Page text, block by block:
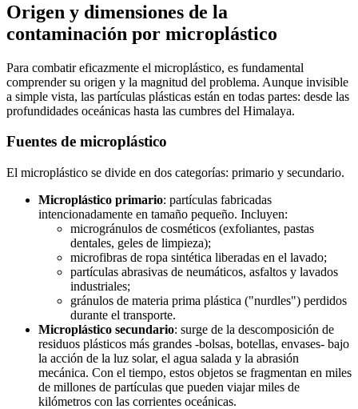
Origen y dimensiones de la
contaminación por microplástico
Para combatir eficazmente el microplástico, es fundamental
comprender su origen y la magnitud del problema. Aunque invisible
a simple vista, las partículas plásticas están en todas partes: desde las
profundidades oceánicas hasta las cumbres del Himalaya.
Fuentes de microplástico
El microplástico se divide en dos categorías: primario y secundario.
Microplástico primario: partículas fabricadas
intencionadamente en tamaño pequeño. Incluyen:
microgránulos de cosméticos (exfoliantes, pastas
dentales, geles de limpieza);
microfibras de ropa sintética liberadas en el lavado;
partículas abrasivas de neumáticos, asfaltos y lavados
industriales;
gránulos de materia prima plástica ("nurdles") perdidos
durante el transporte.
Microplástico secundario: surge de la descomposición de
residuos plásticos más grandes -bolsas, botellas, envases- bajo
la acción de la luz solar, el agua salada y la abrasión
mecánica. Con el tiempo, estos objetos se fragmentan en miles
de millones de partículas que pueden viajar miles de
kilómetros con las corrientes oceánicas.